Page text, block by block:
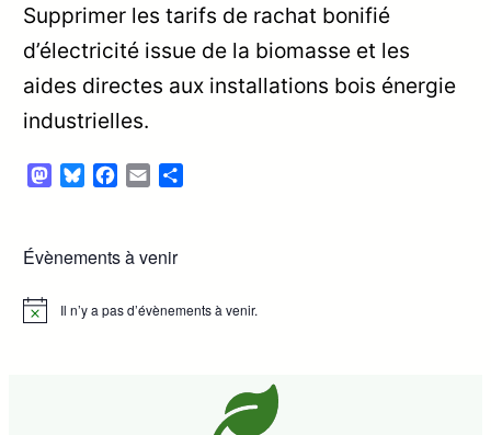
Supprimer les tarifs de rachat bonifié
d’électricité issue de la biomasse et les
aides directes aux installations bois énergie
industrielles.
Mastodon
BlueskyFacebook
Email
Évènements à venir
Notice Il n’y a pas d’évènements à venir.